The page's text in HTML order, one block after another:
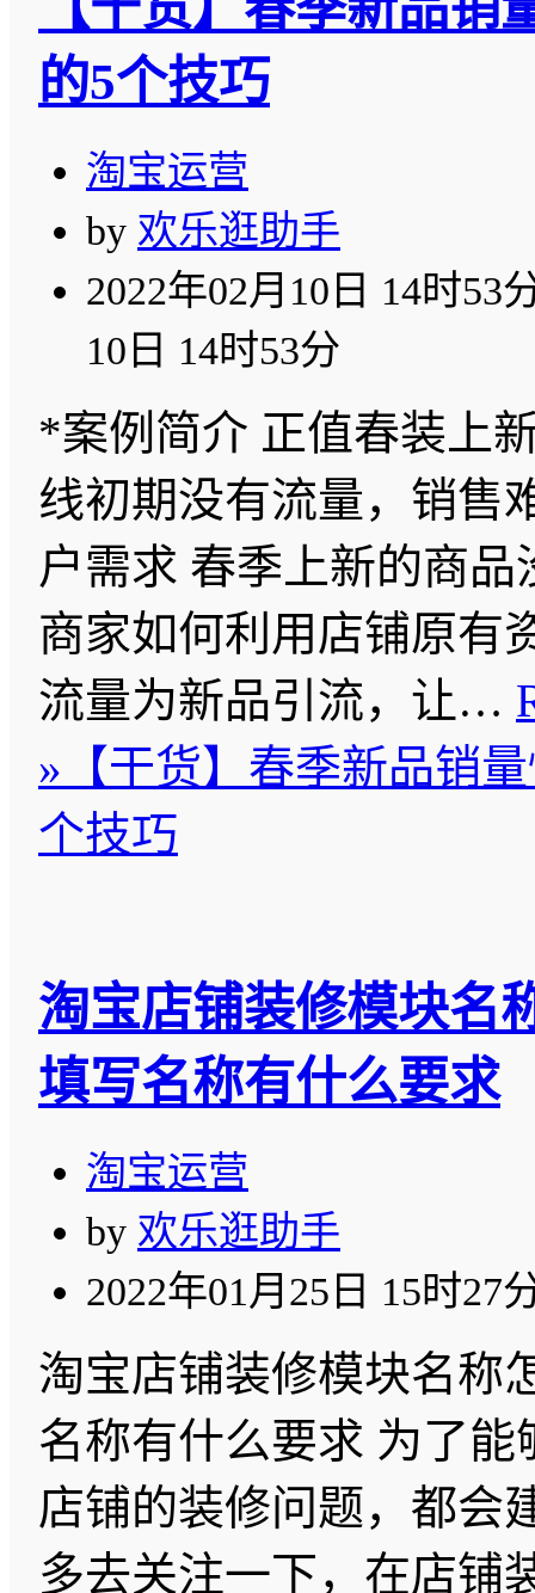
的5个技巧
淘宝运营
by 欢乐逛助手
2022年02月10日 14时53
10日 14时53分
*案例简介 正值春装上
线初期没有流量，销售
户需求 春季上新的商品
商家如何利用店铺原有
流量为新品引流，让…
» 【干货】春季新品销
个技巧
淘宝店铺装修模块名
填写名称有什么要求
淘宝运营
by 欢乐逛助手
2022年01月25日 15时27
淘宝店铺装修模块名称
名称有什么要求 为了能
店铺的装修问题，都会
多去关注一下，在店铺